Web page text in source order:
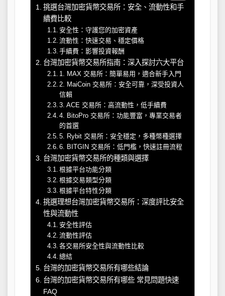
挑選台灣加密貨幣交易所：安全、流動性和手
續費比較
安全性：守護您的加密資產
流動性：快速交易、穩定價格
手續費：影響投資報酬
台灣加密貨幣交易所指南：深入探討六大平台
1. MAX 交易所：簡單易用，適合新手入門
2. MaiCoin 交易所：安全可靠，深受投資人
信賴
3. ACE 交易所：高流動性，低手續費
4. BitoPro 交易所：功能豐富，專業交易者
的首選
5. Rybit 交易所：安全穩定，多種幣種選擇
6. BITGIN 交易所：低門檻，快速註冊流程
台灣加密貨幣交易所的種類與選擇
根據平台功能分類
根據交易類型分類
根據平台特性分類
挑選理想台灣加密貨幣交易所：深度評比安全
性與流動性
安全性評估
流動性評估
各交易所安全性與流動性比較
總結
台灣的加密貨幣交易所有哪些結論
台灣的加密貨幣交易所有哪些 常見問題快速
FAQ